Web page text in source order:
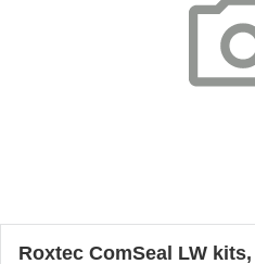
Roxtec ComSeal LW